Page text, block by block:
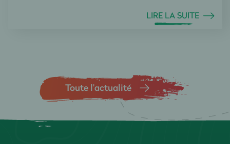
LIRE LA SUITE
Toute l’actualité